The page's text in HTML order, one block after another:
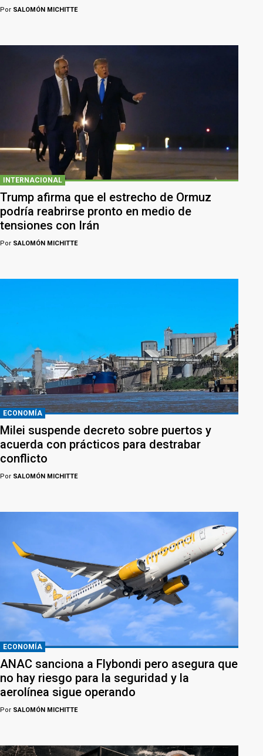
Por SALOMÓN MICHITTE
INTERNACIONAL
Trump afirma que el estrecho de Ormuz
podría reabrirse pronto en medio de
tensiones con Irán
Por SALOMÓN MICHITTE
ECONOMÍA
Milei suspende decreto sobre puertos y
acuerda con prácticos para destrabar
conflicto
Por SALOMÓN MICHITTE
ECONOMÍA
ANAC sanciona a Flybondi pero asegura que
no hay riesgo para la seguridad y la
aerolínea sigue operando
Por SALOMÓN MICHITTE